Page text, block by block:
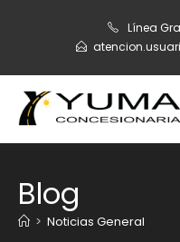
Línea
Blog
> Noticias General